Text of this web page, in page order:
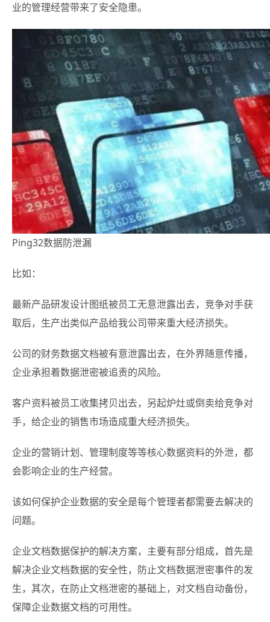
业的管理经营带来了安全隐患。
Ping32数据防泄漏
比如：
最新产品研发设计图纸被员工无意泄露出去，竞争对手获
取后，生产出类似产品给我公司带来重大经济损失。
公司的财务数据文档被有意泄露出去，在外界随意传播，
企业承担着数据泄密被追责的风险。
客户资料被员工收集拷贝出去，另起炉灶或倒卖给竞争对
手，给企业的销售市场造成重大经济损失。
企业的营销计划、管理制度等等核心数据资料的外泄，都
会影响企业的生产经营。
该如何保护企业数据的安全是每个管理者都需要去解决的
问题。
企业文档数据保护的解决方案，主要有部分组成，首先是
解决企业文档数据的安全性，防止文档数据泄密事件的发
生，其次，在防止文档泄密的基础上，对文档自动备份，
保障企业数据文档的可用性。